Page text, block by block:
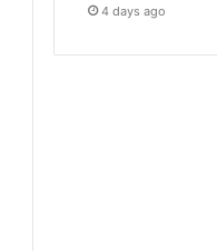
4 days ago